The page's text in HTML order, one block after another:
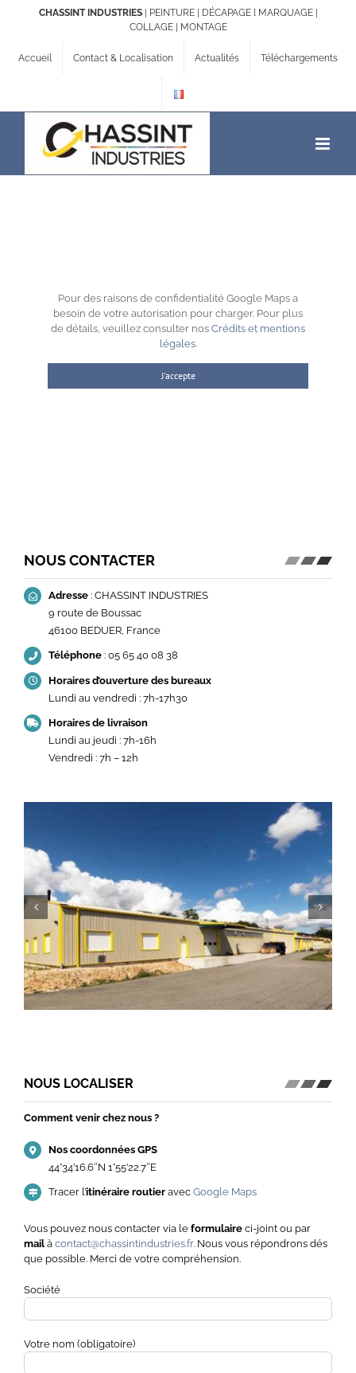
CHASSINT INDUSTRIES| PEINTURE | DÉCAPAGE [ MARQUAGE |
COLLAGE | MONTAGE
Accueil Contact & Localisation Actualités Téléchargements
Pour des raisons de confidentialité Google Maps a
besoin de votre autorisation pour charger. Pour plus
de détails, veuillez consulter nos Crédits et mentions
légales.
J'accepte
NOUS CONTACTER
Adresse : CHASSINT INDUSTRIES
9 route de Boussac
46100 BEDUER, France
Téléphone : 05 65 40 08 38
Horaires d’ouverture des bureaux
Lundi au vendredi : 7h-17h30
Horaires de livraison
Lundi au jeudi : 7h-16h
Vendredi : 7h – 12h
NOUS LOCALISER
Comment venir chez nous ?
Nos coordonnées GPS
44°34’16.6″N 1°55’22.7″E
Tracer l’itinéraire routier avecGoogle Maps
Vous pouvez nous contacter via le formulaire ci-joint ou par
mail à contact@chassintindustries.fr. Nous vous répondrons dés
que possible. Merci de votre compréhension.
Société
Votre nom (obligatoire)